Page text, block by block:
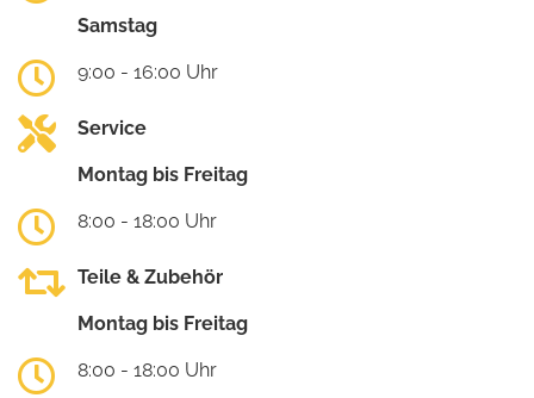
Samstag
9:00 - 16:00 Uhr
Service
Montag bis Freitag
8:00 - 18:00 Uhr
Teile & Zubehör
Montag bis Freitag
8:00 - 18:00 Uhr